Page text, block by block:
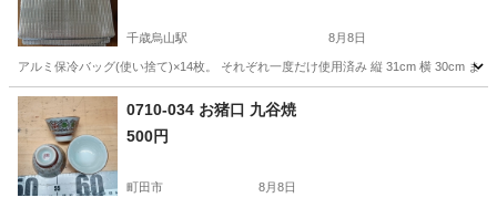
千歳烏山駅 8月8日
アルミ保冷バッグ(使い捨て)×14枚。 それぞれ一度だけ使用済み 縦 31cm 横 30cm ま
東京 世田谷区 千歳烏山駅 家庭用品
0710-034 お猪口 九谷焼
500円
町田市 8月8日